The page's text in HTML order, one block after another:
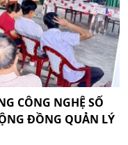
CÔNG NGHỆ SỐ
ĐỒNG QUẢN LÝ